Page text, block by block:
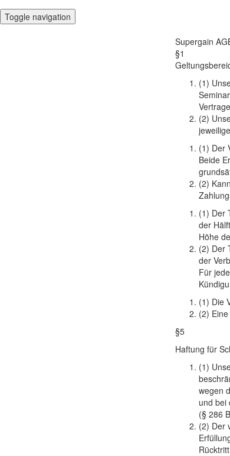
Toggle navigation
Supergain
§1
(1)
(2)
(1) Der
Beide
(2)
(1) Der
der
Höhe
(2) Der
der
Für
(1) Die
(2)
§5
Haftung für
(1)
wegen
und bei
(§ 286
(2) Der